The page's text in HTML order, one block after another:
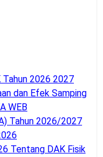
2026 2027
dan Efek Samping
WEB
Tahun 2026/2027
Tentang DAK Fisik